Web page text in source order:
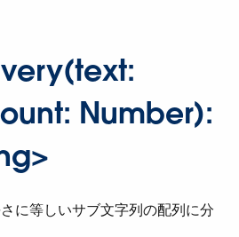
Number):
に等しいサブ文字列の配列に分